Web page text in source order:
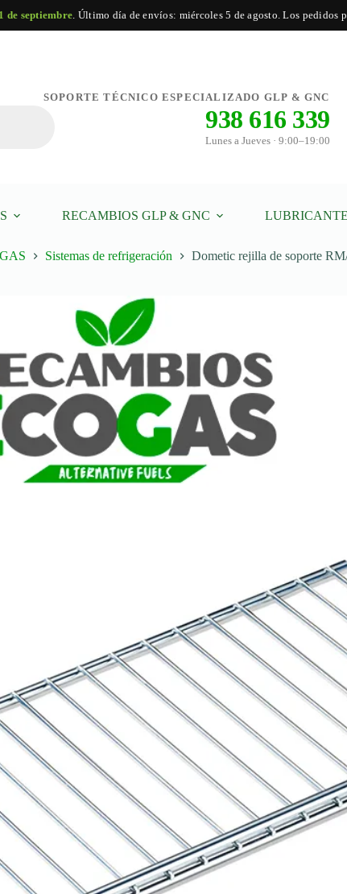
de septiembre. Último día de envíos: miércoles 5 de agosto. Los pedidos
SOPORTE TÉCNICO ESPECIALIZADO GLP & GNC
938 616 339
Lunes a Jueves · 9:00–19:00
RECAMBIOS GLP & GNC
Sistemas de refrigeración Dometic rejilla de soporte